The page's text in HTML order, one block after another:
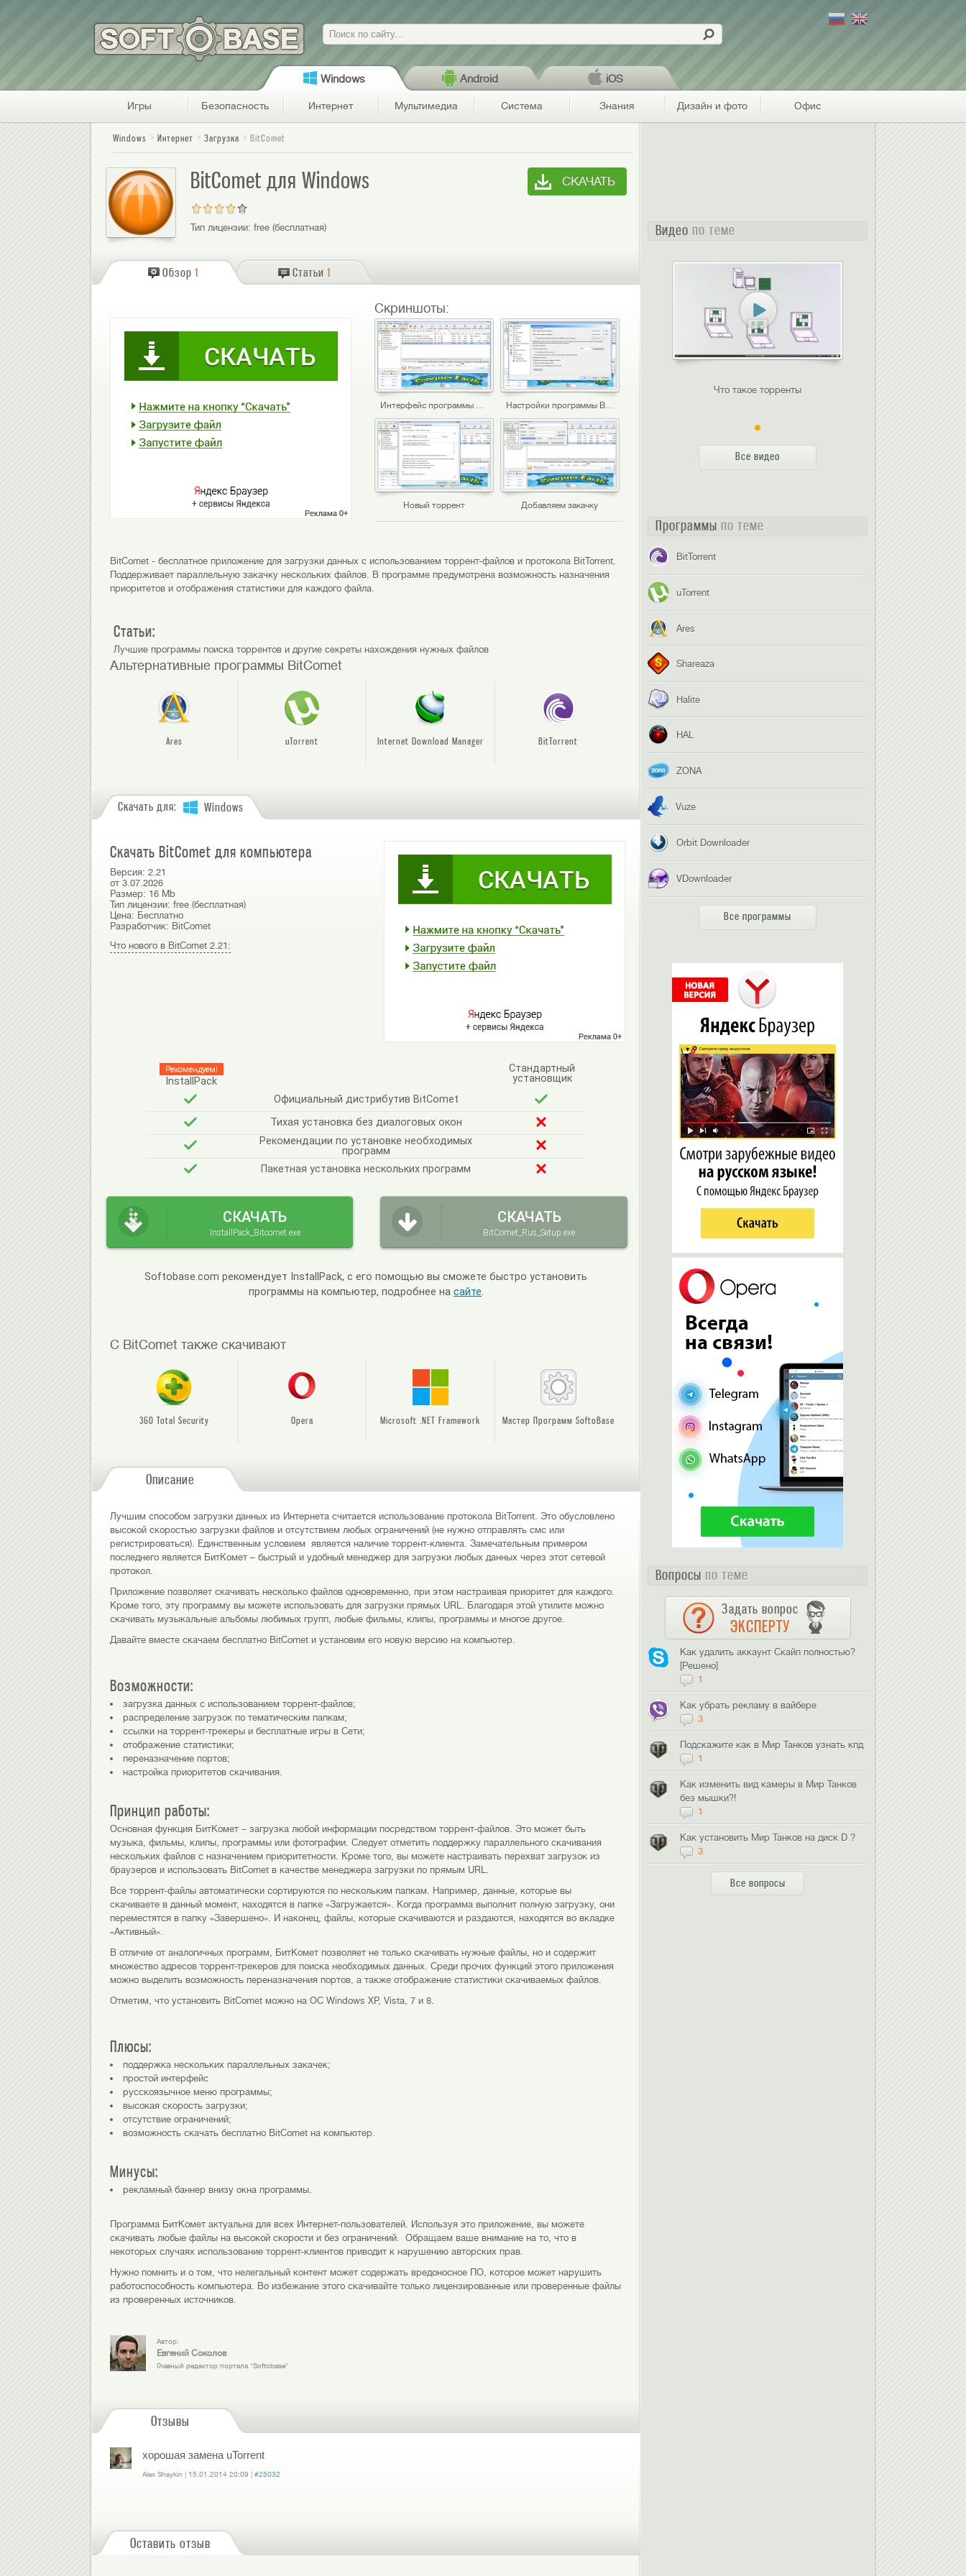
Поиск
Windows Android iOS
Игры Безопасность Интернет Мультимедиа Система Знания Дизайн и фото Офис
Windows Интернет Загрузка BitComet
BitComet для Windows СКАЧАТЬ
Тип лицензии: free (бесплатная)
Обзор 1 Статьи 1
Скриншоты:
Интерфейс программы BitComet Настройки программы BitComet
Новый торрент Добавляем закачку
BitComet - бесплатное приложение для загрузки данных с использованием торрент-файлов и протокола BitTorrent.
Поддерживает параллельную закачку нескольких файлов. В программе предумотрена возможность назначения
приоритетов и отображения статистики для каждого файла.
Статьи:
Лучшие программы поиска торрентов и другие секреты нахождения нужных файлов
Альтернативные программы BitComet
Ares uTorrent Internet Download Manager BitTorrent
Скачать для: Windows
Скачать BitComet для компьютера
Версия: 2.21
от 3.07.2026
Размер: 16 Mb
Тип лицензии: free (бесплатная)
Цена: Бесплатно
Разработчик: BitComet
Что нового в BitComet 2.21:
Рекомендуем!
InstallPack
Стандартный
установщик
Официальный дистрибутив BitComet
Тихая установка без диалоговых окон
Рекомендации по установке необходимых
программ
Пакетная установка нескольких программ
СКАЧАТЬ
InstallPack_Bitcomet.exe
СКАЧАТЬ
BitComet_Rus_Setup.exe
Softobase.com рекомендует InstallPack, с его помощью вы сможете быстро установить
программы на компьютер, подробнее на сайте.
С BitComet также скачивают
360 Total Security Opera Microsoft .NET Framework Мастер Программ SoftoBase
Описание
Лучшим способом загрузки данных из Интернета считается использование протокола BitTorrent. Это обусловлено
высокой скоростью загрузки файлов и отсутствием любых ограничений (не нужно отправлять смс или
регистрироваться). Единственным условием является наличие торрент-клиента. Замечательным примером
последнего является БитКомет – быстрый и удобный менеджер для загрузки любых данных через этот сетевой
протокол.
Приложение позволяет скачивать несколько файлов одновременно, при этом настраивая приоритет для каждого.
Кроме того, эту программу вы можете использовать для загрузки прямых URL. Благодаря этой утилите можно
скачивать музыкальные альбомы любимых групп, любые фильмы, клипы, программы и многое другое.
Давайте вместе скачаем бесплатно BitComet и установим его новую версию на компьютер.
Возможности:
загрузка данных с использованием торрент-файлов;
распределение загрузок по тематическим папкам;
ссылки на торрент-трекеры и бесплатные игры в Сети;
отображение статистики;
переназначение портов;
настройка приоритетов скачивания.
Принцип работы:
Основная функция БитКомет – загрузка любой информации посредством торрент-файлов. Это может быть
музыка, фильмы, клипы, программы или фотографии. Следует отметить поддержку параллельного скачивания
нескольких файлов с назначением приоритетности. Кроме того, вы можете настраивать перехват загрузок из
браузеров и использовать BitComet в качестве менеджера загрузки по прямым URL.
Все торрент-файлы автоматически сортируются по нескольким папкам. Например, данные, которые вы
скачиваете в данный момент, находятся в папке «Загружается». Когда программа выполнит полную загрузку, они
переместятся в папку «Завершено». И наконец, файлы, которые скачиваются и раздаются, находятся во вкладке
«Активный».
В отличие от аналогичных программ, БитКомет позволяет не только скачивать нужные файлы, но и содержит
множество адресов торрент-трекеров для поиска необходимых данных. Среди прочих функций этого приложения
можно выделить возможность переназначения портов, а также отображение статистики скачиваемых файлов.
Отметим, что установить BitComet можно на ОС Windows XP, Vista, 7 и 8.
Плюсы:
поддержка нескольких параллельных закачек;
простой интерфейс
русскоязычное меню программы;
высокая скорость загрузки;
отсутствие ограничений;
возможность скачать бесплатно BitComet на компьютер.
Минусы:
рекламный баннер внизу окна программы.
Программа БитКомет актуальна для всех Интернет-пользователей. Используя это приложение, вы можете
скачивать любые файлы на высокой скорости и без ограничений. Обращаем ваше внимание на то, что в
некоторых случаях использование торрент-клиентов приводит к нарушению авторских прав.
Нужно помнить и о том, что нелегальный контент может содержать вредоносное ПО, которое может нарушить
работоспособность компьютера. Во избежание этого скачивайте только лицензированные или проверенные файлы
из проверенных источников.
Автор:
Евгений Соколов
Главный редактор портала "Softobase"
Отзывы
хорошая замена uTorrent
Alex Shaykin 15.01.2014 20:09
#25032
Оставить отзыв
Видео по теме
Что такое торренты
Все видео
Программы по теме
BitTorrent
uTorrent
Ares
Shareaza
Halite
HAL
ZONA
Vuze
Orbit Downloader
VDownloader
Все программы
Вопросы по теме
Задать вопрос
ЭКСПЕРТУ
Как удалить аккаунт Скайп полностью?
[Решено]
1
Как убрать рекламу в вайбере
3
Подскажите как в Мир Танков узнать кпд
1
Как изменить вид камеры в Мир Танков
без мышки?!
1
Как установить Мир Танков на диск D ?
3
Все вопросы